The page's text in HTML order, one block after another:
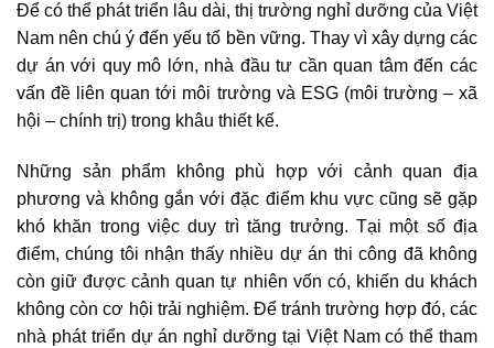
Để có thể phát triển lâu dài, thị trường nghỉ dưỡng của Việt
Nam nên chú ý đến yếu tố bền vững. Thay vì xây dựng các
dự án với quy mô lớn, nhà đầu tư cần quan tâm đến các
vấn đề liên quan tới môi trường và ESG (môi trường – xã
hội – chính trị) trong khâu thiết kế.
Những sản phẩm không phù hợp với cảnh quan địa
phương và không gắn với đặc điểm khu vực cũng sẽ gặp
khó khăn trong việc duy trì tăng trưởng. Tại một số địa
điểm, chúng tôi nhận thấy nhiều dự án thi công đã không
còn giữ được cảnh quan tự nhiên vốn có, khiến du khách
không còn cơ hội trải nghiệm. Để tránh trường hợp đó, các
nhà phát triển dự án nghỉ dưỡng tại Việt Nam có thể tham